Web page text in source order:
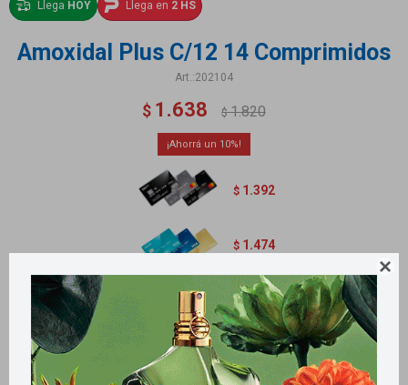

Llega HOY Llega en 2 HS
Amoxidal Plus C/12 14 Comprimidos
202104
$ 1.638 $ 1.820
10
$ 1.392
$ 1.474
Métodos y costos de envío
Retiros gratuitos en tiendas